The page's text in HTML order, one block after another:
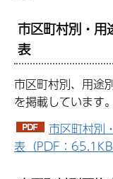
市区町村別・用
表
市区町村別、用途
を掲載しています。
市区町村別
表（PDF：65.1KB